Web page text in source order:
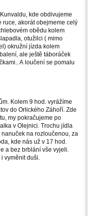
kde obdivujeme
ruce, akorát obejmeme celý
obědu kolem
otužilci ( mimo
okružní jízda kolem
ale ještě táboráček
A loučení se pomalu
Kolem 9 hod. vyrážíme
do Orlického Záhoří. Zde
my pokračujeme po
v Olejnici. Trochu jídla
na rozloučenou, za
kde nás už v 17 hod.
a bez brblání vše vyjeli.
vyměnit duši.